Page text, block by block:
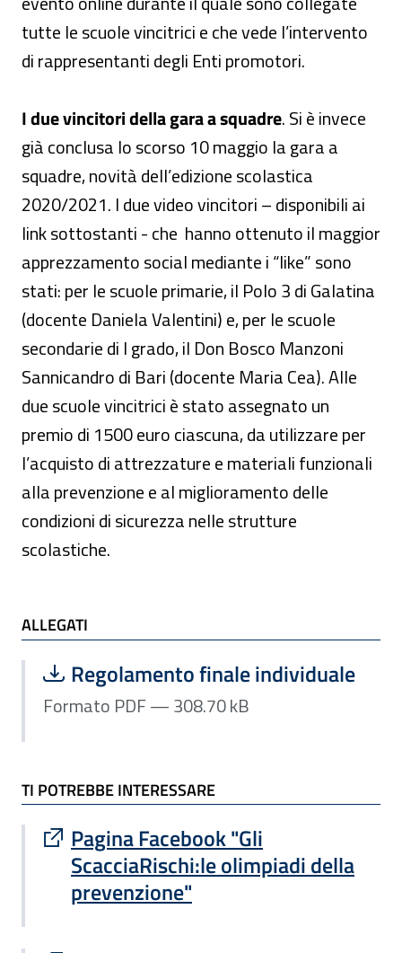
tutte le scuole vincitrici e che vede l’intervento
di rappresentanti degli Enti promotori.
I due vincitori della gara a squadre. Si è invece
già conclusa lo scorso 10 maggio la gara a
squadre, novità dell’edizione scolastica
2020/2021. I due video vincitori – disponibili ai
link sottostanti - che hanno ottenuto il maggior
apprezzamento social mediante i “like” sono
stati: per le scuole primarie, il Polo 3 di Galatina
(docente Daniela Valentini) e, per le scuole
secondarie di I grado, il Don Bosco Manzoni
Sannicandro di Bari (docente Maria Cea). Alle
due scuole vincitrici è stato assegnato un
premio di 1500 euro ciascuna, da utilizzare per
l’acquisto di attrezzature e materiali funzionali
alla prevenzione e al miglioramento delle
condizioni di sicurezza nelle strutture
scolastiche.
ALLEGATI e TI POTREBBE INTERESSARE
ALLEGATI
Scarica file:
Regolamento finale individuale
Formato PDF — Dimensione 308.70 kB
Formato PDF — 308.70 kB
TI POTREBBE INTERESSARE
Pagina Facebook "Gli
ScacciaRischi:le olimpiadi della
prevenzione"
Sito esterno : apre una nuova finestra